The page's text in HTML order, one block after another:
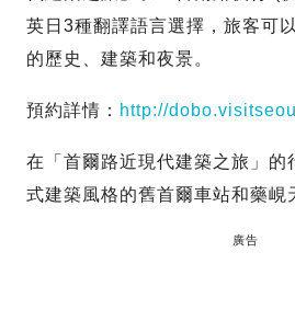
英日3種翻譯語言選擇，旅客可
的歷史、建築和夜景。
預約詳情： http://
在「首爾路近現代建築之旅」的
式建築風格的舊首爾車站和藥峴
廣告